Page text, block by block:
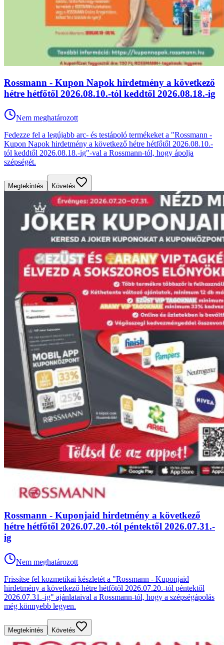
Rossmann - Kupon Napok hirdetmény a következő
hétre hétfőtől 2026.08.10.-tól keddtől 2026.08.18.-ig
Nem meghatározott
Fedezze fel a legújabb arc- és testápoló termékeket a "Rossmann -
Kupon Napok hirdetmény a következő hétre hétfőtől 2026.08.10.-
tól keddtől 2026.08.18.-ig"-val a Rossmann-tól, hogy ápolja
szépségét.
Megtekintés Követés
Rossmann - Kuponjaid hirdetmény a következő
hétre hétfőtől 2026.07.20.-tól péntektől 2026.07.31.-
ig
Nem meghatározott
Frissítse fel kozmetikai készletét a "Rossmann - Kuponjaid
hirdetmény a következő hétre hétfőtől 2026.07.20.-tól péntektől
2026.07.31.-ig" ajánlataival a Rossmann-tól, hogy a szépségápolás
még könnyebb legyen.
Megtekintés Követés